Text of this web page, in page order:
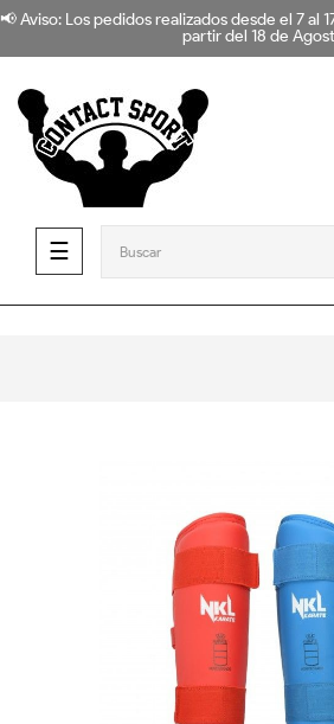
📢 Aviso: Los pedidos realizados desde el 7 al
partir del 18 de
Navegación de palanca
☰